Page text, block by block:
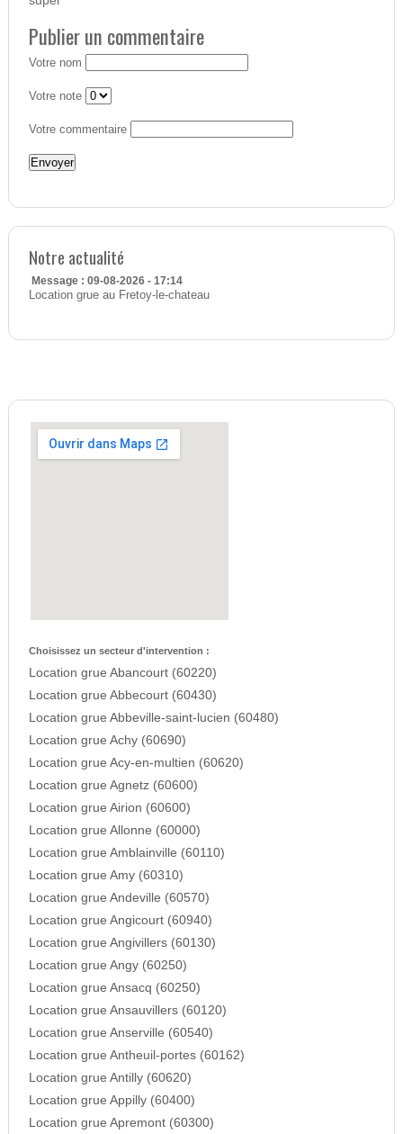
Publier un commentaire
Votre nom
Votre note
Votre commentaire
Notre actualité
Message : 09-08-2026 - 17:14
Location grue au Fretoy-le-chateau
Choisissez un secteur d'intervention :
Location grue Abancourt (60220)
Location grue Abbecourt (60430)
Location grue Abbeville-saint-lucien (60480)
Location grue Achy (60690)
Location grue Acy-en-multien (60620)
Location grue Agnetz (60600)
Location grue Airion (60600)
Location grue Allonne (60000)
Location grue Amblainville (60110)
Location grue Amy (60310)
Location grue Andeville (60570)
Location grue Angicourt (60940)
Location grue Angivillers (60130)
Location grue Angy (60250)
Location grue Ansacq (60250)
Location grue Ansauvillers (60120)
Location grue Anserville (60540)
Location grue Antheuil-portes (60162)
Location grue Antilly (60620)
Location grue Appilly (60400)
Location grue Apremont (60300)